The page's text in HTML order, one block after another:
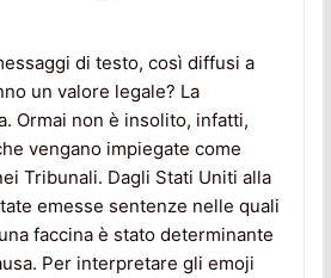
di testo, così diffusi a
un valore legale? La
Ormai non è insolito, infatti,
vengano impiegate come
Tribunali. Dagli Stati Uniti alla
emesse sentenze nelle quali
faccina è stato determinante
Per interpretare gli emoji